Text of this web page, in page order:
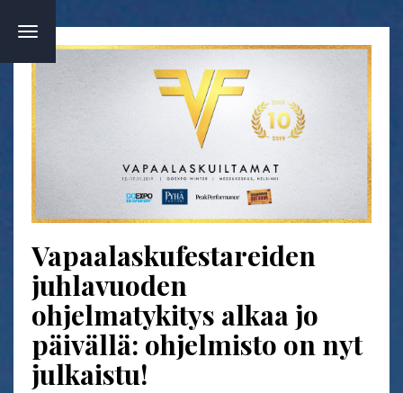
TOGGLE
NAVIGATION
Vapaalaskufestareiden
juhlavuoden
ohjelmatykitys alkaa jo
päivällä: ohjelmisto on nyt
julkaistu!